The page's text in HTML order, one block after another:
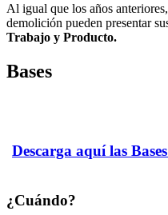
Al igual que los años anteriores,
demolición pueden presentar
Trabajo y Producto.
Bases
Descarga aquí las
¿Cuándo?